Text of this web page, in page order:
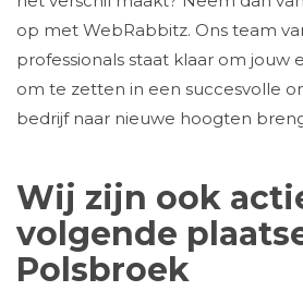
op met WebRabbitz. Ons team
professionals staat klaar om jouw
om te zetten in een succesvolle
bedrijf naar nieuwe hoogten
Wij zijn ook
volgende
Polsbroek